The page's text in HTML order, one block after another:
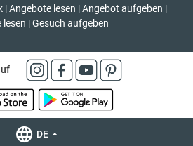
| Angebote lesen | Angebot aufgeben |
lesen | Gesuch aufgeben
DE